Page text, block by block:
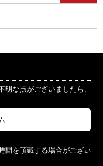
な点がございましたら、
間を頂戴する場合がござい